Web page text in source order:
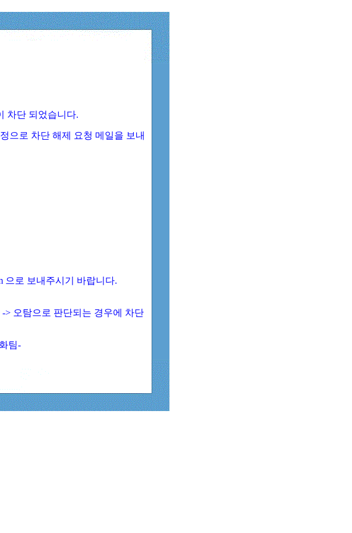
차단 되었습니다.
으로 차단 해제 요청 메일을 보내
으로 보내주시기 바랍니다.
> 오탐으로 판단되는 경우에 차단
팀-